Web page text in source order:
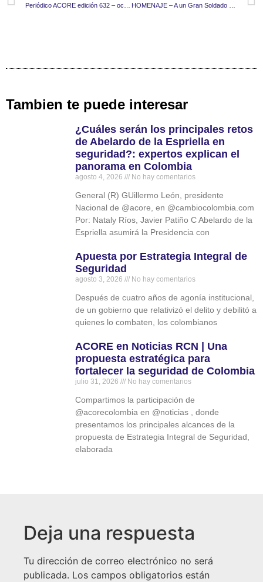
Tambien te puede interesar
¿Cuáles serán los principales retos
de Abelardo de la Espriella en
seguridad?: expertos explican el
panorama en Colombia
agosto 4, 2026 No hay comentarios
General (R) GUillermo León, presidente
Nacional de @acore, en @cambiocolombia.com
Por: Nataly Ríos, Javier Patiño C Abelardo de la
Espriella asumirá la Presidencia con
Apuesta por Estrategia Integral de
Seguridad
agosto 3, 2026 No hay comentarios
Después de cuatro años de agonía institucional,
de un gobierno que relativizó el delito y debilitó a
quienes lo combaten, los colombianos
ACORE en Noticias RCN | Una
propuesta estratégica para
fortalecer la seguridad de Colombia
julio 31, 2026 No hay comentarios
Compartimos la participación de
‪@acorecolombia‬ en ‪@noticias‬ , donde
presentamos los principales alcances de la
propuesta de Estrategia Integral de Seguridad,
elaborada
Deja una respuesta
Tu dirección de correo electrónico no será
publicada. Los campos obligatorios están